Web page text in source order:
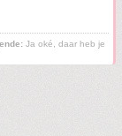
Ja oké, daar heb je